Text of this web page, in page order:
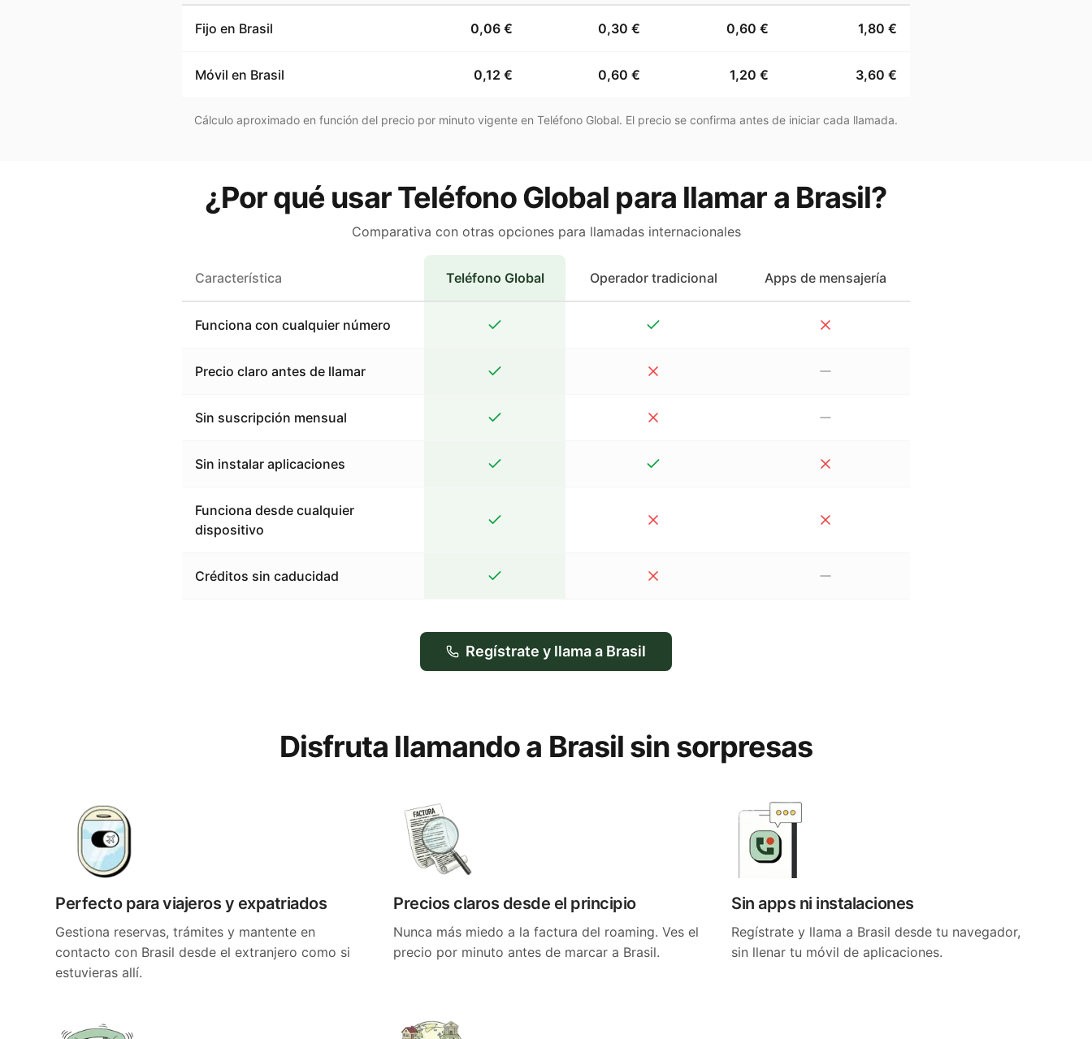
Fijo en Brasil 0,06 € 0,30 € 0,60 € 1,80 €
Móvil en Brasil 0,12 € 0,60 € 1,20 € 3,60 €
Cálculo aproximado en función del precio por minuto vigente en Teléfono Global. El precio se confirma antes de iniciar cada llamada.
¿Por qué usar Teléfono Global para llamar a Brasil?
Comparativa con otras opciones para llamadas internacionales
Característica Teléfono Global Operador tradicional Apps de mensajería
Funciona con cualquier número
Precio claro antes de llamar
Sin suscripción mensual
Sin instalar aplicaciones
Funciona desde cualquier
dispositivo
Créditos sin caducidad
Regístrate y llama a Brasil
Disfruta llamando a Brasil sin sorpresas
Perfecto para viajeros y expatriados
Gestiona reservas, trámites y mantente en
contacto con Brasil desde el extranjero como si
estuvieras allí.
Precios claros desde el principio
Nunca más miedo a la factura del roaming. Ves el
precio por minuto antes de marcar a Brasil.
Sin apps ni instalaciones
Regístrate y llama a Brasil desde tu navegador,
sin llenar tu móvil de aplicaciones.